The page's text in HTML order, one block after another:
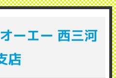
ーエー 西三河
店